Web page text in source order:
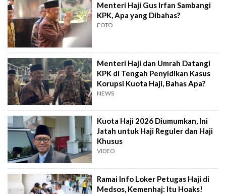
Menteri Haji Gus Irfan Sambangi
KPK, Apa yang Dibahas?
FOTO
Menteri Haji dan Umrah Datangi
KPK di Tengah Penyidikan Kasus
Korupsi Kuota Haji, Bahas Apa?
NEWS
Kuota Haji 2026 Diumumkan, Ini
Jatah untuk Haji Reguler dan Haji
Khusus
VIDEO
Ramai Info Loker Petugas Haji di
Medsos, Kemenhaj: Itu Hoaks!